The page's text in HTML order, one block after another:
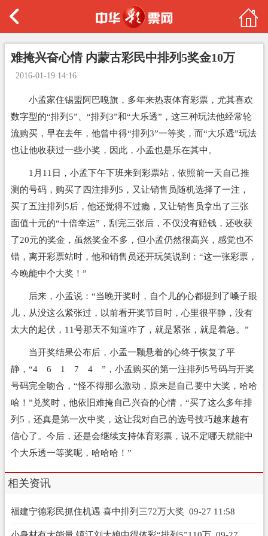
难掩兴奋心情 内蒙古彩民中排列5奖金10万
2016-01-19 14:16
小孟家住锡盟阿巴嘎旗，多年来热衷体育彩票，尤其喜欢
数字型的“排列5”、“排列3”和“大乐透”，这三种玩法他经常轮
流购买，早在去年，他曾中得“排列3”一等奖，而“大乐透”玩法
也让他收获过一些小奖，因此，小孟也是乐在其中。
1月11日，小孟下午下班来到彩票站，依照前一天自己推
测的号码，购买了四注排列5，又让销售员随机选择了一注，
买了五注排列5后，他还觉得不过瘾，又让销售员拿出了三张
面值十元的“十倍幸运”，刮完三张后，不仅没有赔钱，还收获
了20元的奖金，虽然奖金不多，但小孟仍然很高兴，感觉也不
错，离开彩票站时，他和销售员还开玩笑说到：“这一张彩票，
今晚能中个大奖！”
后来，小孟说：“当晚开奖时，自个儿的心都提到了嗓子眼
儿，从没这么紧张过，以前看开奖节目时，心里很平静，没有
太大的起伏，11号那天不知道咋了，就是紧张，就是着急。”
当开奖结果公布后，小孟一颗悬着的心终于恢复了平
静，“4 6 1 7 4 ”，小孟购买的第一注排列5号码与开奖
号码完全吻合，“怪不得那么激动，原来是自己要中大奖，哈哈
哈！”兑奖时，他依旧难掩自己兴奋的心情，“买了这么多年排
列5，还真是第一次中奖，这让我对自己的选号技巧越来越有
信心了。今后，还是会继续支持体育彩票，说不定哪天就能中
个大乐透一等奖呢，哈哈哈！”
相关资讯
福建宁德彩民抓住机遇 喜中排列三72万大奖 09-27 11:58